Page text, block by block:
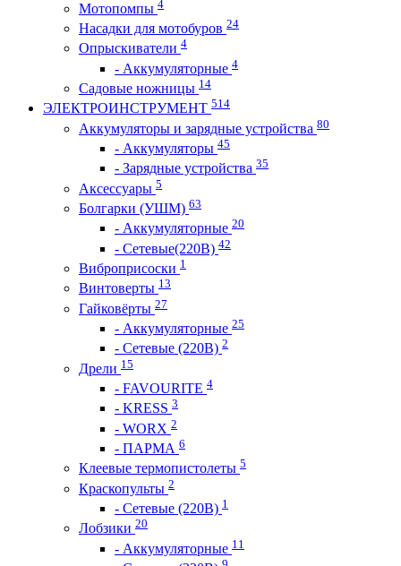
Мотопомпы 4
Насадки для мотобуров 24
Опрыскиватели 4
- Аккумуляторные 4
Садовые ножницы 14
ЭЛЕКТРОИНСТРУМЕНТ 514
Аккумуляторы и зарядные устройства 80
- Аккумуляторы 45
- Зарядные устройства 35
Аксессуары 5
Болгарки (УШМ) 63
- Аккумуляторные 20
- Сетевые(220В) 42
Виброприсоски 1
Винтоверты 13
Гайковёрты 27
- Аккумуляторные 25
- Сетевые (220В) 2
Дрели 15
- FAVOURITE 4
- KRESS 3
- WORX 2
- ПАРМА 6
Клеевые термопистолеты 5
Краскопульты 2
- Сетевые (220В) 1
Лобзики 20
- Аккумуляторные 11